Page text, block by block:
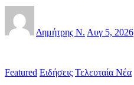
Δημήτρης Ν. Αυγ 5, 2026
Featured Ειδήσεις Τελευταία Νέα